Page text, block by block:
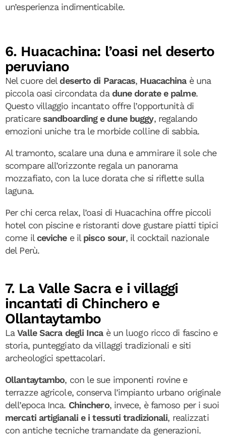
un’esperienza indimenticabile.
6. Huacachina: l’oasi nel deserto
peruviano
Nel cuore deldeserto di Paracas, Huacachinaè una
piccola oasi circondata da dune dorate e palme.
Questo villaggio incantato offre l’opportunità di
praticaresandboarding e dune buggy, regalando
emozioni uniche tra le morbide colline di sabbia.
Al tramonto, scalare una duna e ammirare il sole che
scompare all’orizzonte regala un panorama
mozzafiato, con la luce dorata che si riflette sulla
laguna.
Per chi cerca relax, l’oasi di Huacachina offre piccoli
hotel con piscine e ristoranti dove gustare piatti tipici
come il cevichee il pisco sour, il cocktail nazionale
del Perù.
7. La Valle Sacra e i villaggi
incantati di Chinchero e
Ollantaytambo
LaValle Sacra degli Incaè un luogo ricco di fascino e
storia, punteggiato da villaggi tradizionali e siti
archeologici spettacolari.
Ollantaytambo, con le sue imponenti rovine e
terrazze agricole, conserva l’impianto urbano originale
dell’epoca Inca. Chinchero, invece, è famoso per i suoi
mercati artigianali e i tessuti tradizionali, realizzati
con antiche tecniche tramandate da generazioni.